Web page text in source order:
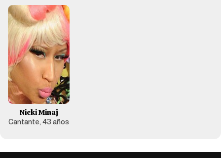
Nicki Minaj
Cantante, 43 años